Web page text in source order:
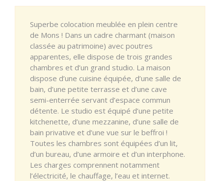
Superbe colocation meublée en plein centre
de Mons ! Dans un cadre charmant (maison
classée au patrimoine) avec poutres
apparentes, elle dispose de trois grandes
chambres et d’un grand studio. La maison
dispose d’une cuisine équipée, d’une salle de
bain, d’une petite terrasse et d’une cave
semi-enterrée servant d’espace commun
détente. Le studio est équipé d’une petite
kitchenette, d’une mezzanine, d’une salle de
bain privative et d’une vue sur le beffroi !
Toutes les chambres sont équipées d’un lit,
d’un bureau, d’une armoire et d’un interphone.
Les charges comprennent notamment
l’électricité, le chauffage, l’eau et internet.